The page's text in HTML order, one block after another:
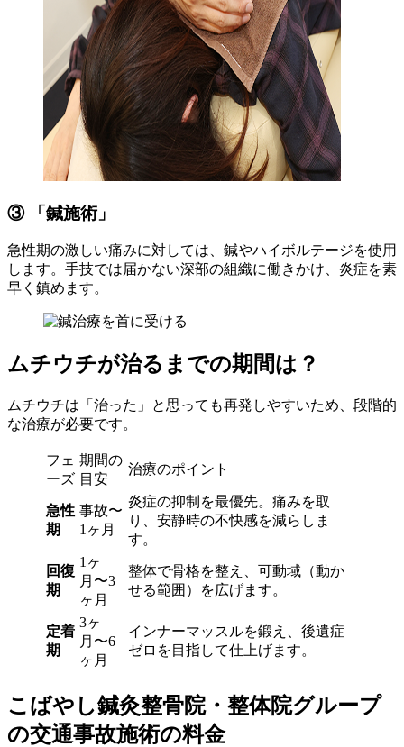
③ 「鍼施術」
急性期の激しい痛みに対しては、鍼やハイボルテージを使用
します。手技では届かない深部の組織に働きかけ、炎症を素
早く鎮めます。
ムチウチが治るまでの期間は？
ムチウチは「治った」と思っても再発しやすいため、段階的
な治療が必要です。
フェ
ーズ
期間の
目安
治療のポイント
急性
期
事故〜
1ヶ月
炎症の抑制を最優先。痛みを取
り、安静時の不快感を減らしま
す。
回復
期
1ヶ
月〜3
ヶ月
整体で骨格を整え、可動域（動か
せる範囲）を広げます。
定着
期
3ヶ
月〜6
ヶ月
インナーマッスルを鍛え、後遺症
ゼロを目指して仕上げます。
こばやし鍼灸整骨院・整体院グループ
の交通事故施術の料金